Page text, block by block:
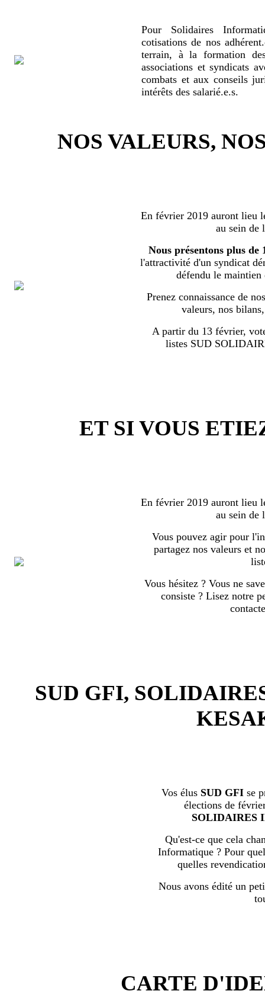
Pour Solidaires
cotisations de nos
terrain, à la formation
associations et syndicats
combats et aux conseils
intérêts des salarié.e.s.
NOS VALEURS,
En février 2019 auront lieu
au sein de
Nous présentons plus de
l'attractivité d'un syndicat
défendu le maintien
Prenez connaissance de
valeurs, nos
A partir du 13 février,
listes SUD
ET SI VOUS
En février 2019 auront lieu
au sein de
Vous pouvez agir pour
partagez nos valeurs et
Vous hésitez ? Vous ne
consiste ? Lisez notre
SUD GFI,
Vos élus SUD GFI se
élections de
SOLIDAIRES
Qu'est-ce que cela
Informatique ? Pour
quelles
Nous avons édité un
CARTE